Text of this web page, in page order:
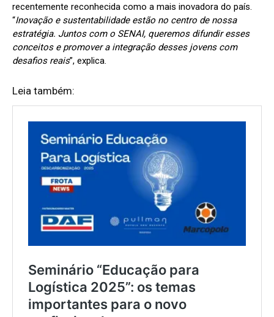
recentemente reconhecida como a mais inovadora do país.
“Inovação e sustentabilidade estão no centro de nossa
estratégia. Juntos com o SENAI, queremos difundir esses
conceitos e promover a integração desses jovens com
desafios reais”, explica.
Leia também: